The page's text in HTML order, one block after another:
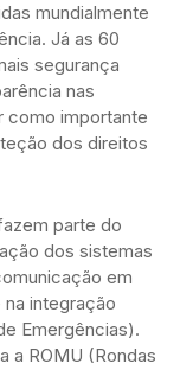
mundialmente
Já as 60
segurança
nas
como importante
dos direitos
parte do
dos sistemas
em
integração
Emergências).
a ROMU (Rondas